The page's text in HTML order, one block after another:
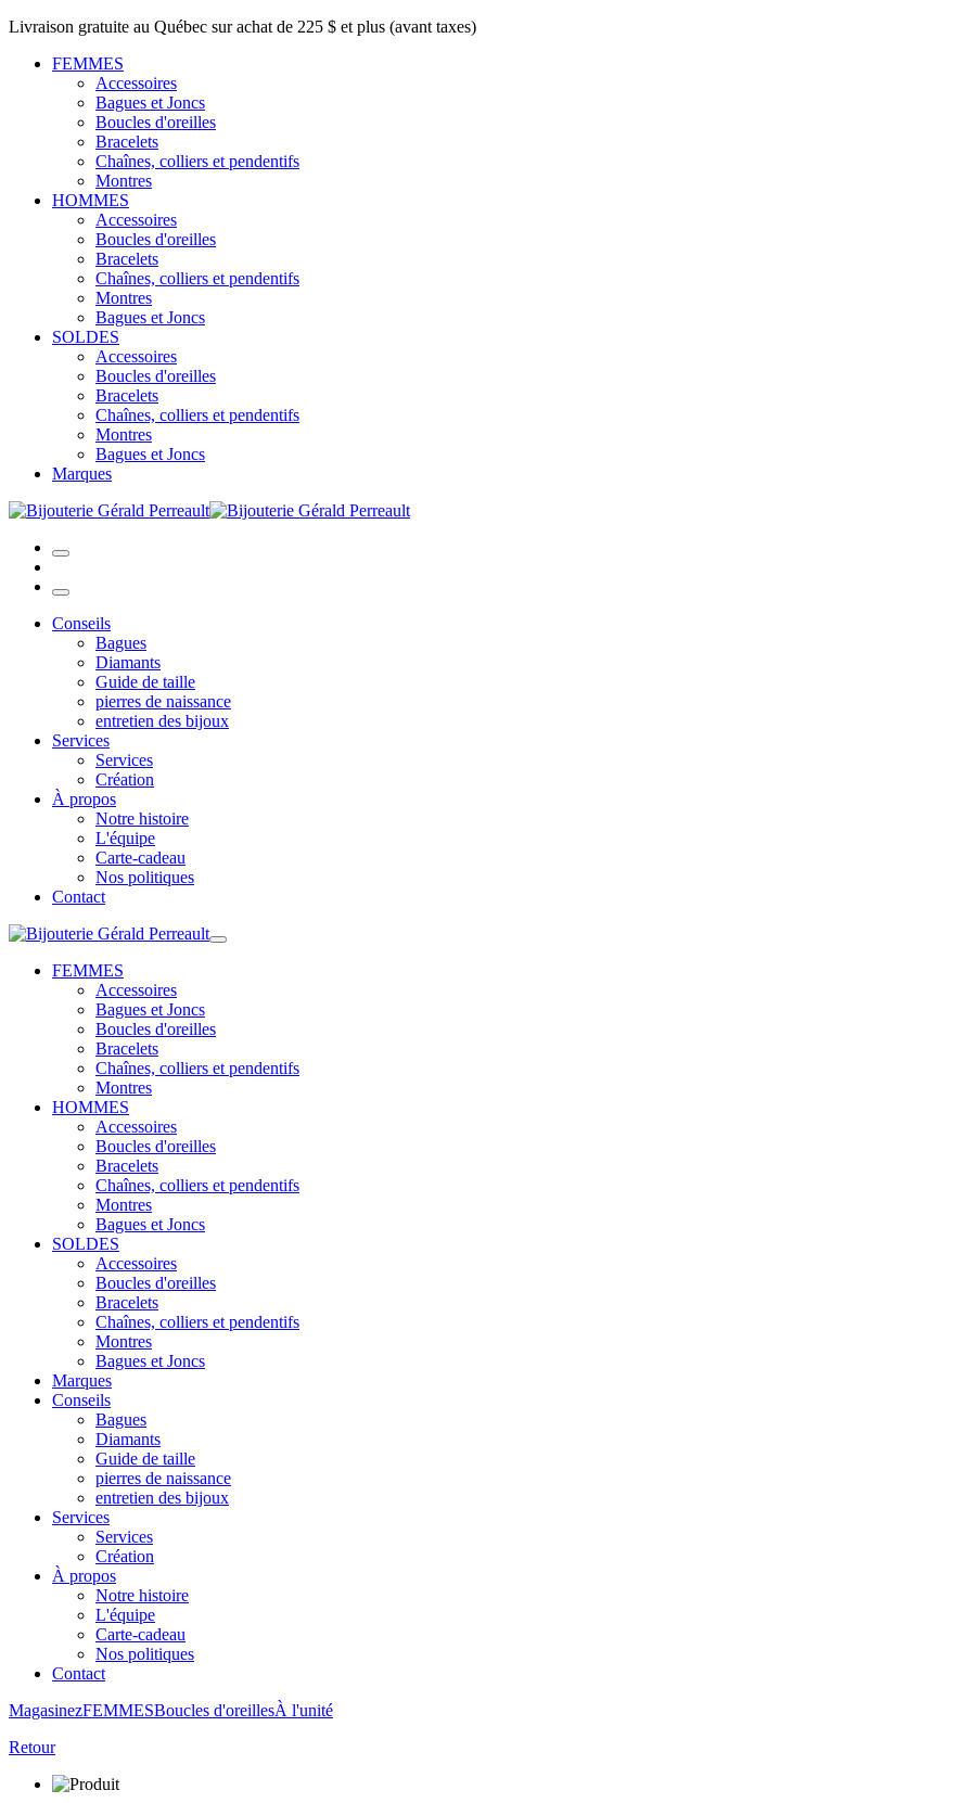
Livraison gratuite au Québec sur achat de 225 $ et plus (avant taxes)
FEMMES
Accessoires
Bagues et Joncs
Boucles d'oreilles
Bracelets
Chaînes, colliers et pendentifs
Montres
HOMMES
Accessoires
Boucles d'oreilles
Bracelets
Chaînes, colliers et pendentifs
Montres
Bagues et Joncs
SOLDES
Accessoires
Boucles d'oreilles
Bracelets
Chaînes, colliers et pendentifs
Montres
Bagues et Joncs
Marques
Conseils
Bagues
Diamants
Guide de taille
pierres de naissance
entretien des bijoux
Services
Services
Création
À propos
Notre histoire
L'équipe
Carte-cadeau
Nos politiques
Contact
FEMMES
Accessoires
Bagues et Joncs
Boucles d'oreilles
Bracelets
Chaînes, colliers et pendentifs
Montres
HOMMES
Accessoires
Boucles d'oreilles
Bracelets
Chaînes, colliers et pendentifs
Montres
Bagues et Joncs
SOLDES
Accessoires
Boucles d'oreilles
Bracelets
Chaînes, colliers et pendentifs
Montres
Bagues et Joncs
Marques
Conseils
Bagues
Diamants
Guide de taille
pierres de naissance
entretien des bijoux
Services
Services
Création
À propos
Notre histoire
L'équipe
Carte-cadeau
Nos politiques
Contact
MagasinezFEMMESBoucles d'oreillesÀ l'unité
Retour